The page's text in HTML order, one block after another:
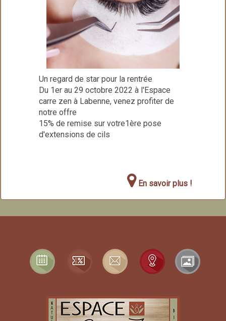
Un regard de star pour la rentrée
Du 1er au 29 octobre 2022 à l'Espace
carre zen à Labenne, venez profiter de
notre offre
15% de remise sur votre1ère pose
d'extensions de cils
En savoir plus !